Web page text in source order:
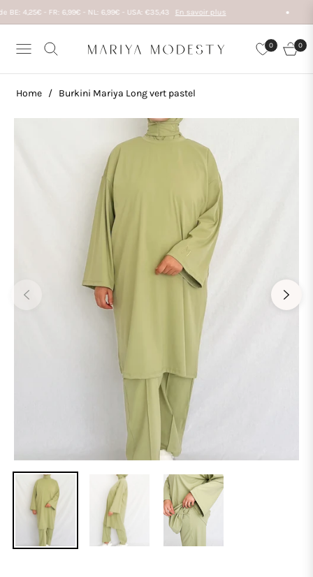
- FR: 6,99€ - NL: 6,99€ - USA: €35,43 En savoir plus
Navigation
0
Cart
0
Home / Burkini Mariya Long vert pastel